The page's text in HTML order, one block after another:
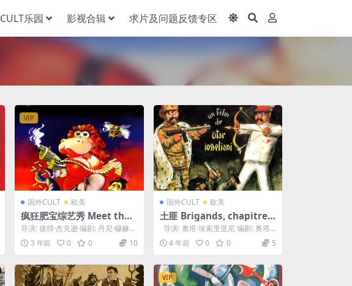
CULT乐园 影视合辑 求片及问题反馈专区
VIP
国外CULT 欧美
疯狂肥宝综艺秀 Meet the F
eebles (1990)
导演: 彼得·杰克逊 编剧: 丹尼·穆赫
伦 / Frances Walsh / ...
3 年前 0 0 10
国外CULT 欧美
土匪 Brigands, chapitre V
II (1996)
导演: 奥塔·埃索里亚尼 编剧: 奥塔·
埃索里亚尼 主演: Ami...
4 年前 0 0 5
VIP